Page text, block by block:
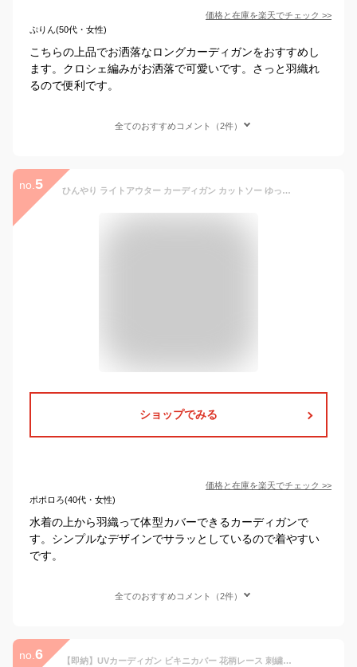
価格と在庫を楽天でチェック >>
ぷりん(50代・女性)
こちらの上品でお洒落なロングカーディガンをおすすめし
ます。クロシェ編みがお洒落で可愛いです。さっと羽織れ
るので便利です。
全てのおすすめコメント（2件）
no. 5 ひんやり ライトアウター カーディガン カットソー ゆったり サマーカーディガン 速乾素材 水着の上にもOK ロングカーディガン サマー 冷感 羽織り アウトドア ロングスリーブ UVカットカーディガン 薄手 紫外線対策 お出かけ 送料無料
ショップでみる
価格と在庫を楽天でチェック >>
ポポロろ(40代・女性)
水着の上から羽織って体型カバーできるカーディガンで
す。シンプルなデザインでサラッとしているので着やすい
です。
全てのおすすめコメント（2件）
no. 6 【即納】UVカーディガン ビキニカバー 花柄レース 刺繍カーディガン 水着の上に着るビーチガウン 前開き レディース 七分袖 リゾート カジュアル 海外旅行 トップス コーデ 夏 UVカット 薄手 透け感 冷房対策 オシャレ アウター 羽織り